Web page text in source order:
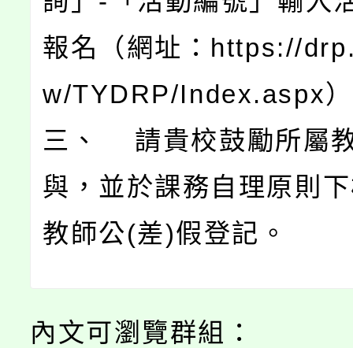
報名（網址：https://
w/TYDRP/Index.aspx
三、 請貴校鼓勵所屬
與，並於課務自理原則
教師公(差)假登記。
內文可瀏覽群組：